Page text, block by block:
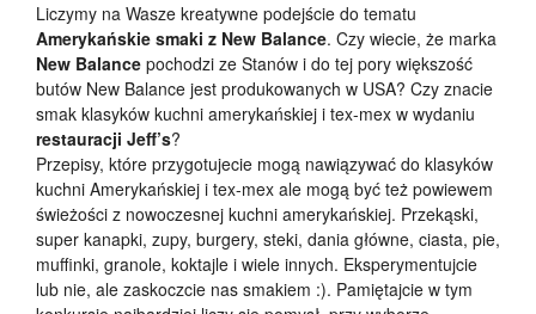
Liczymy na Wasze kreatywne podejście do tematu
Amerykańskie smaki z New Balance. Czy wiecie, że marka
New Balance pochodzi ze Stanów i do tej pory większość
butów New Balance jest produkowanych w USA? Czy znacie
smak klasyków kuchni amerykańskiej i tex-mex w wydaniu
restauracji Jeff’s?
Przepisy, które przygotujecie mogą nawiązywać do klasyków
kuchni Amerykańskiej i tex-mex ale mogą być też powiewem
świeżości z nowoczesnej kuchni amerykańskiej. Przekąski,
super kanapki, zupy, burgery, steki, dania główne, ciasta, pie,
muffinki, granole, koktajle i wiele innych. Eksperymentujcie
lub nie, ale zaskoczcie nas smakiem :). Pamiętajcie w tym